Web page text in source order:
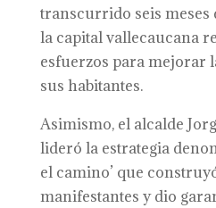
transcurrido seis meses
la capital vallecaucana
esfuerzos para mejorar
sus habitantes.
Asimismo, el alcalde
lideró la estrategia
el camino’ que
manifestantes y dio